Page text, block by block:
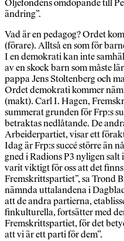
Oljefondens omdöpande till
ändring”.
Vad är en pedagog? Ordet
(förare). Alltså en som för
I en demokrati kan inte
av en skock barn som måste
pappa Jens Stoltenberg och
Ordet demokrati kommer
(makt). Carl I. Hagen,
summerat grunden för Frp:s
betraktas nedlåtande. De
Arbeiderpartiet, visar ett
Idag är Frp:s succé större än
gned i Radions P3 nyligen
varit viktigt för oss att det
Fremskrittspartiet”, sa Trond
nämnda uttalandena i
att de andra partierna,
finkulturella, fortsätter med
Fremskrittspartiet, för det
att vi är ett parti för dem”.